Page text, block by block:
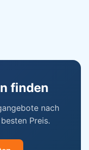
finden
nach
Preis.